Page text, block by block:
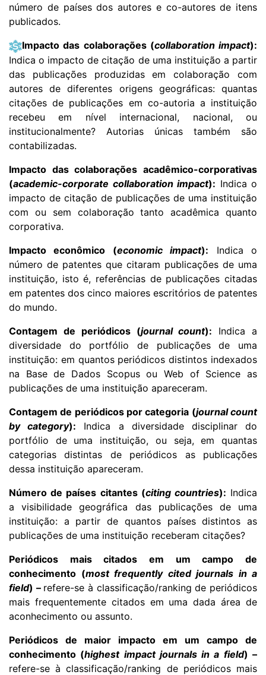
número de países dos autores e co-autores de itens
publicados.
Impacto das colaborações (collaboration impact):
Indica o impacto de citação de uma instituição a partir
das publicações produzidas em colaboração com
autores de diferentes origens geográficas: quantas
citações de publicações em co-autoria a instituição
recebeu em nível internacional, nacional, ou
institucionalmente? Autorias únicas também são
contabilizadas.
Impacto das colaborações acadêmico-corporativas
(academic-corporate collaboration impact): Indica o
impacto de citação de publicações de uma instituição
com ou sem colaboração tanto acadêmica quanto
corporativa.
Impacto econômico (economic impact): Indica o
número de patentes que citaram publicações de uma
instituição, isto é, referências de publicações citadas
em patentes dos cinco maiores escritórios de patentes
do mundo.
Contagem de periódicos (journal count): Indica a
diversidade do portfólio de publicações de uma
instituição: em quantos periódicos distintos indexados
na Base de Dados Scopus ou Web of Science as
publicações de uma instituição apareceram.
Contagem de periódicos por categoria (journal count
by category): Indica a diversidade disciplinar do
portfólio de uma instituição, ou seja, em quantas
categorias distintas de periódicos as publicações
dessa instituição apareceram.
Número de países citantes (citing countries): Indica
a visibilidade geográfica das publicações de uma
instituição: a partir de quantos países distintos as
publicações de uma instituição receberam citações?
Periódicos mais citados em um campo de
conhecimento (most frequently cited journals in a
field) – refere-se à classificação/ranking de periódicos
mais frequentemente citados em uma dada área de
aconhecimento ou assunto.
Periódicos de maior impacto em um campo de
conhecimento (highest impact journals in a field) –
refere-se à classificação/ranking de periódicos mais